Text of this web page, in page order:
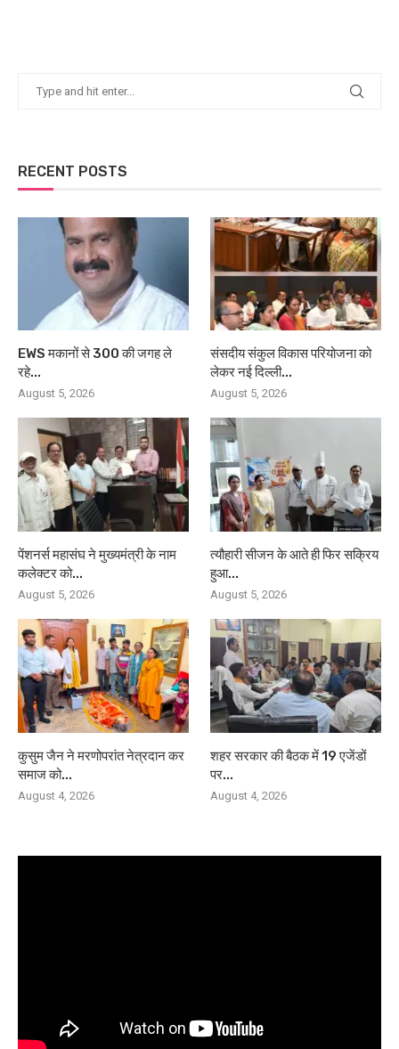
RECENT POSTS
EWS मकानों से 300 की जगह ले
रहे...
August 5, 2026
संसदीय संकुल विकास परियोजना को
लेकर नई दिल्ली...
August 5, 2026
पेंशनर्स महासंघ ने मुख्यमंत्री के नाम
कलेक्टर को...
August 5, 2026
त्यौहारी सीजन के आते ही फिर सक्रिय
हुआ...
August 5, 2026
कुसुम जैन ने मरणोपरांत नेत्रदान कर
समाज को...
August 4, 2026
शहर सरकार की बैठक में 19 एजेंडों
पर...
August 4, 2026